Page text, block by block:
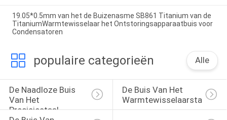
19.05*0.5mm van het de Buizenasme SB861 Titanium van de
TitaniumWarmtewisselaar het Ontstoringsapparaatbuis voor
Condensatoren
populaire categorieën Alle
De Naadloze Buis
Van Het
Precisiestaal
De Buis Van Het
Warmtewisselaarstaal